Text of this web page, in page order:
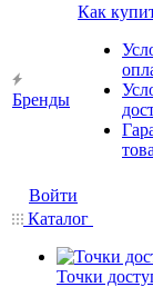
Бренды
Как
Войти
Каталог
Точки